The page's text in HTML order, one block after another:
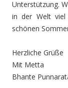
Unterstützung.
in der Welt viel
schönen
Herzliche Grüße
Mit Metta
Bhante